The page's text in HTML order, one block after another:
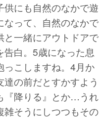
供にも自然のなかで遊
なって、自然のなかで
と一緒にアウトドアで
告白。5歳になった息
っこしますね。4月か
の前だとすかすよう
『降りる』とか…うれ
雑そうにしつつもその